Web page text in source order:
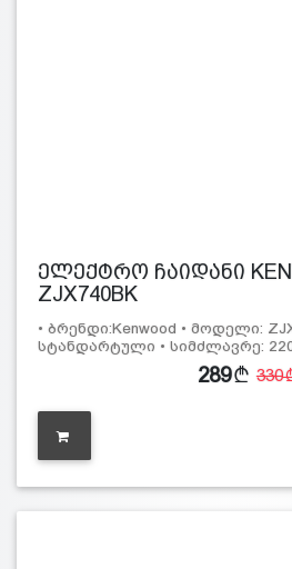
ელექტრო ჩაიდანი
ZJX740BK
• ბრენდი:Kenwood • მოდელი:
სტანდარტული • სიმძლავრე:
289 330